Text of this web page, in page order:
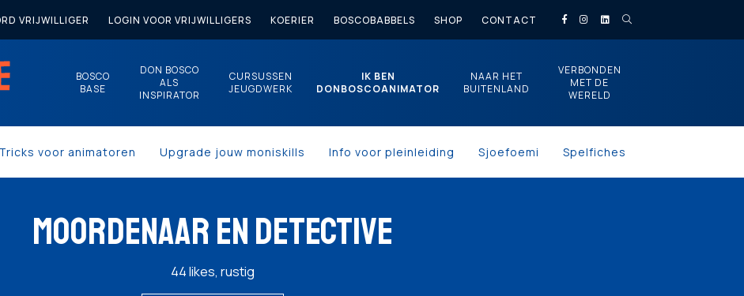
VRIJWILLIGER LOGIN VOOR VRIJWILLIGERS KOERIER BOSCOBABBELS SHOP CONTACT
BOSCO
BASE
DON BOSCO
ALS
INSPIRATOR
CURSUSSEN
JEUGDWERK
IK BEN
DONBOSCOANIMATOR
voor animatoren Upgrade jouw moniskills Info voor pleinleiding Sjoefoemi Spelfiches
NAAR HET
BUITENLAND
VERBONDEN
MET DE
WERELD
MOORDENAAR EN DETECTIVE
44 likes, rustig